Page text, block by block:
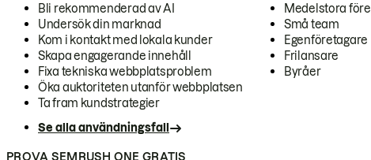
Bli rekommenderad av AI
Undersök din marknad
Kom i kontakt med lokala kunder
Skapa engagerande innehåll
Fixa tekniska webbplatsproblem
Öka auktoriteten utanför webbplatsen
Ta fram kundstrategier
Se alla användningsfall
Medelstora
Små team
Egenföretagare
Frilansare
Byråer
PROVA SEMRUSH ONE GRATIS